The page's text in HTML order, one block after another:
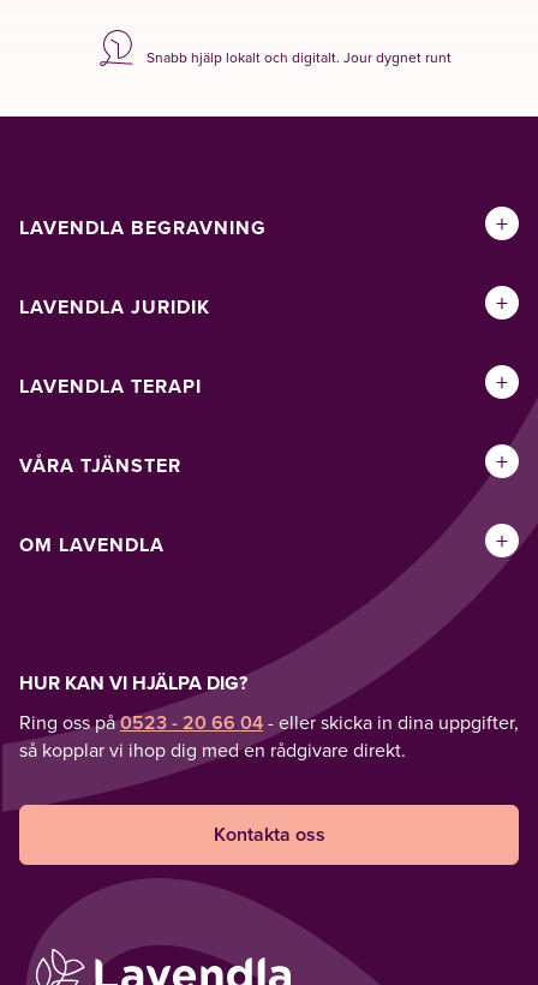
Snabb hjälp lokalt och digitalt. Jour dygnet runt
LAVENDLA BEGRAVNING +
LAVENDLA JURIDIK +
LAVENDLA TERAPI +
VÅRA TJÄNSTER +
OM LAVENDLA +
HUR KAN VI HJÄLPA DIG?
Ring oss på0523 - 20 66 04- eller skicka in dina uppgifter,
så kopplar vi ihop dig med en rådgivare direkt.
Kontakta oss